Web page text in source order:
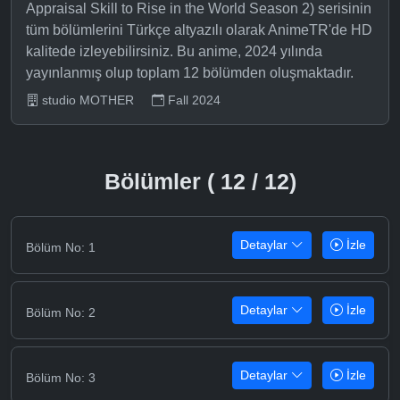
Appraisal Skill to Rise in the World Season 2) serisinin
tüm bölümlerini Türkçe altyazılı olarak AnimeTR'de HD
kalitede izleyebilirsiniz. Bu anime, 2024 yılında
yayınlanmış olup toplam 12 bölümden oluşmaktadır.
studio MOTHER Fall 2024
Bölümler ( 12 / 12)
Bölüm No: 1 Detaylar İzle
Bölüm No: 2 Detaylar İzle
Bölüm No: 3 Detaylar İzle